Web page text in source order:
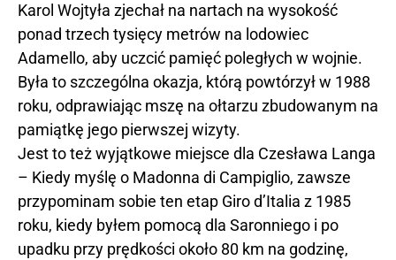
Karol Wojtyła zjechał na nartach na wysokość
ponad trzech tysięcy metrów na lodowiec
Adamello, aby uczcić pamięć poległych w wojnie.
Była to szczególna okazja, którą powtórzył w 1988
roku, odprawiając mszę na ołtarzu zbudowanym na
pamiątkę jego pierwszej wizyty.
Jest to też wyjątkowe miejsce dla Czesława Langa
– Kiedy myślę o Madonna di Campiglio, zawsze
przypominam sobie ten etap Giro d’Italia z 1985
roku, kiedy byłem pomocą dla Saronniego i po
upadku przy prędkości około 80 km na godzinę,